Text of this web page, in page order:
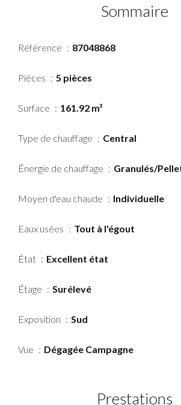
Sommaire
Référence 87048868
Pièces 5 pièces
Surface 161.92 m²
Type de chauffage Central
Énergie de chauffage Granulés/
Moyen d'eau chaude Individuelle
Eaux usées Tout à l'égout
État Excellent état
Étage Surélevé
Exposition Sud
Vue Dégagée Campagne
Prestations